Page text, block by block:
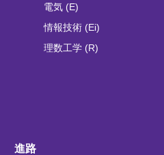
電気 (E)
情報技術 (Ei)
理数工学 (R)
進路